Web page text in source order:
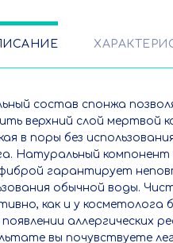
состав спонжа
верхний слой мертвой
в поры без
Натуральный компонент
гарантирует
обычной воды.
как и у косметолога
аллергических
вы почувствуете